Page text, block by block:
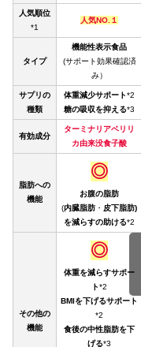
人気順位
*1
人気NO.１
タイプ
機能性表示食品
(サポート効果確認済
み）
サプリの
種類
体重減少サポート*2
糖の吸収を抑える*3
有効成分
ターミナリアベリリ
カ由来没食子酸
脂肪への
機能
◎
お腹の脂肪
(内臓脂肪 ・ 皮下脂肪)
を減らすの助ける*2
その他の
機能
◎
体重を減らすサポー
ト*2
BMIを下げるサポート
*2
食後の中性脂肪を下
げる*3